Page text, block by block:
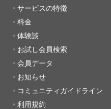
サービスの特徴
料金
体験談
お試し会員検索
会員データ
お知らせ
コミュニティガイドライン
利用規約